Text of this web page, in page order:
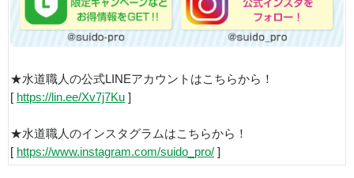
★水道職人の公式LINEアカウントはこちらから！
[ https://lin.ee/Xv7j7Ku ]
★水道職人のインスタグラムはこちらから！
[ https://www.instagram.com/suido_pro/ ]